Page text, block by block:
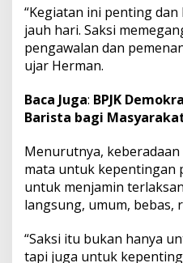
n
e
s
p
n
a
k
s
P
m
i
“Kegiatan ini penting
jauh hari. Saksi
pengawalan dan
ujar Herman.
Baca Juga: BPJK
Barista bagi
Menurutnya,
mata untuk kepentingan
untuk menjamin
langsung, umum, bebas,
“Saksi itu bukan hanya
tapi juga untuk